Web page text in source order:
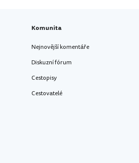
Komunita
Nejnovější komentáře
Diskuzní fórum
Cestopisy
Cestovatelé